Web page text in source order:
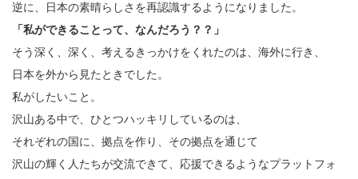
逆に、日本の素晴らしさを再認識するようになりました。
「私ができることって、なんだろう？？」
そう深く、深く、考えるきっかけをくれたのは、海外に行き、
日本を外から見たときでした。
私がしたいこと。
沢山ある中で、ひとつハッキリしているのは、
それぞれの国に、拠点を作り、その拠点を通じて
沢山の輝く人たちが交流できて、応援できるようなプラットフォ